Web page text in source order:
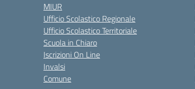
MIUR
Ufficio Scolastico Regionale
Ufficio Scolastico Territoriale
Scuola in Chiaro
Iscrizioni On Line
Invalsi
Comune